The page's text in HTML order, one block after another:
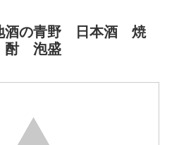
酒の青野 日本酒 焼
酎 泡盛